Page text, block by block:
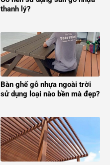
thanh lý?
Bàn ghế gỗ nhựa ngoài trời
sử dụng loại nào bền mà đẹp?